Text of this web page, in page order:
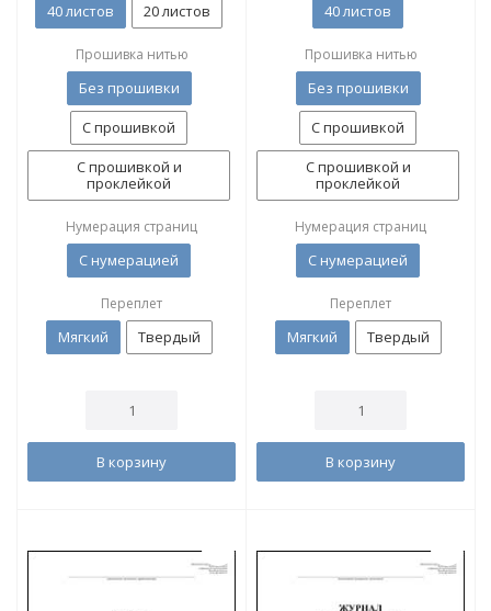
40 листов 20 листов
Прошивка нитью
Без прошивки
С прошивкой
С прошивкой и
проклейкой
Нумерация страниц
С нумерацией
Переплет
Мягкий Твердый
В корзину
40 листов
Прошивка нитью
Без прошивки
С прошивкой
С прошивкой и
проклейкой
Нумерация страниц
С нумерацией
Переплет
Мягкий Твердый
В корзину